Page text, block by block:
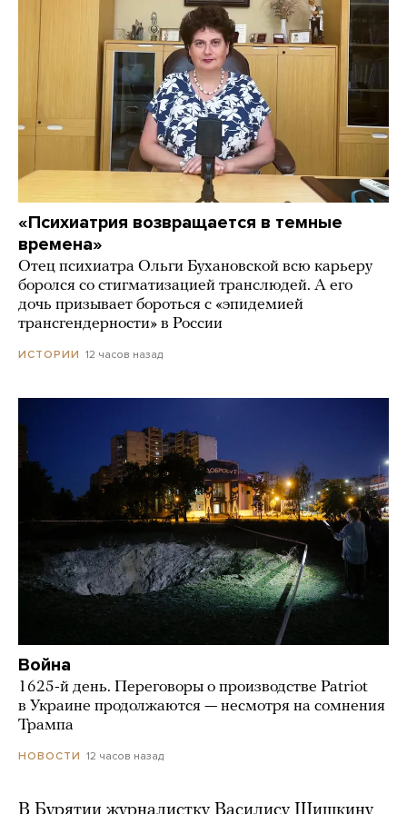
«Психиатрия возвращается в темные
времена»
Отец психиатра Ольги Бухановской всю карьеру
боролся со стигматизацией транслюдей. А его
дочь призывает бороться с «эпидемией
трансгендерности» в России
ИСТОРИИ 12 часов назад
Война
1625-й день. Переговоры о производстве Patriot
в Украине продолжаются — несмотря на сомнения
Трампа
НОВОСТИ 12 часов назад